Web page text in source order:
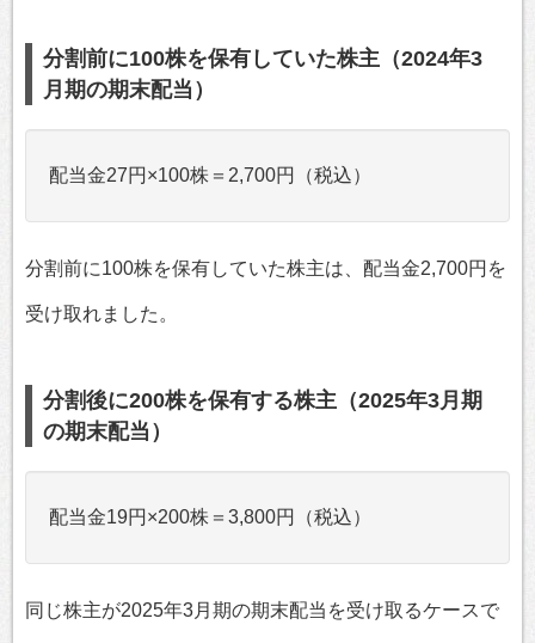
分割前に100株を保有していた株主（2024年3
月期の期末配当）
配当金27円×100株＝2,700円（税込）
分割前に100株を保有していた株主は、配当金2,700円を
受け取れました。
分割後に200株を保有する株主（2025年3月期
の期末配当）
配当金19円×200株＝3,800円（税込）
同じ株主が2025年3月期の期末配当を受け取るケースで